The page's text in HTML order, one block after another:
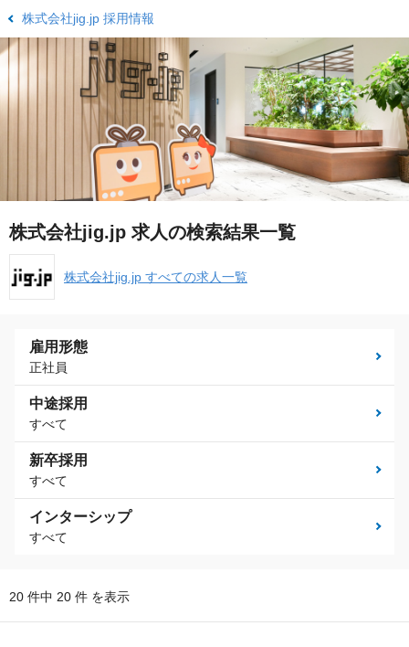
株式会社jig.jp 採用情報
株式会社jig.jp 求人の検索結果一覧
株式会社jig.jp すべての求人一覧
雇用形態
正社員
中途採用
すべて
新卒採用
すべて
インターシップ
すべて
20 件中 20 件 を表示